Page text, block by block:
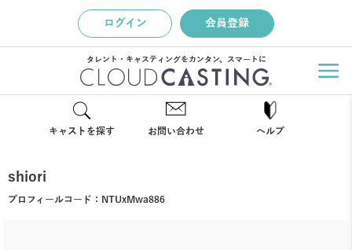
ログイン 会員登録
タレント・キャスティングをカンタン、スマートに
キャストを探す お問い合わせ ヘルプ
shiori
プロフィールコード： NTUxMwa886